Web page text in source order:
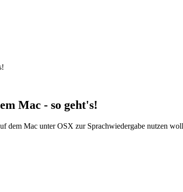
Mac - so geht's!
dem Mac unter OSX zur Sprachwiedergabe nutzen